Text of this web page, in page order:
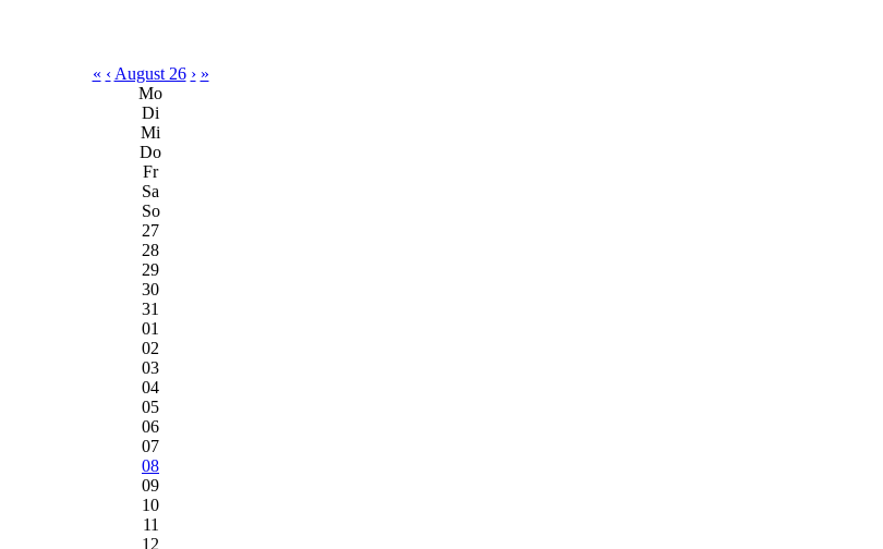
« ‹ August 26 › »
Mo
Di
Mi
Do
Fr
Sa
So
27
28
29
30
31
01
02
03
04
05
06
07
08
09
10
11
12